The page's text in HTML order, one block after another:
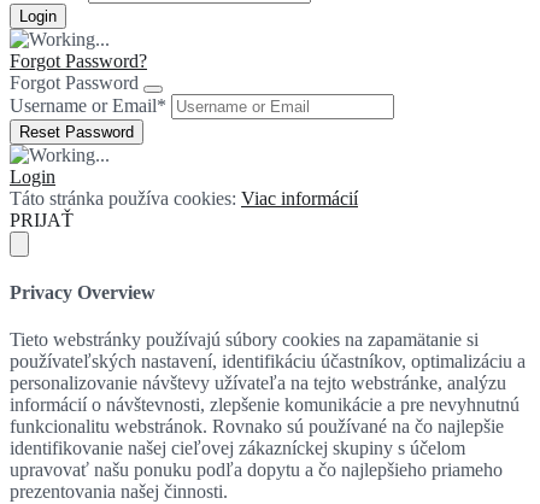
Forgot Password?
Forgot Password
Username or Email*
Login
Táto stránka používa cookies: Viac informácií
PRIJAŤ
Privacy Overview
Tieto webstránky používajú súbory cookies na zapamätanie si
používateľských nastavení, identifikáciu účastníkov, optimalizáciu a
personalizovanie návštevy užívateľa na tejto webstránke, analýzu
informácií o návštevnosti, zlepšenie komunikácie a pre nevyhnutnú
funkcionalitu webstránok. Rovnako sú používané na čo najlepšie
identifikovanie našej cieľovej zákazníckej skupiny s účelom
upravovať našu ponuku podľa dopytu a čo najlepšieho priameho
prezentovania našej činnosti.